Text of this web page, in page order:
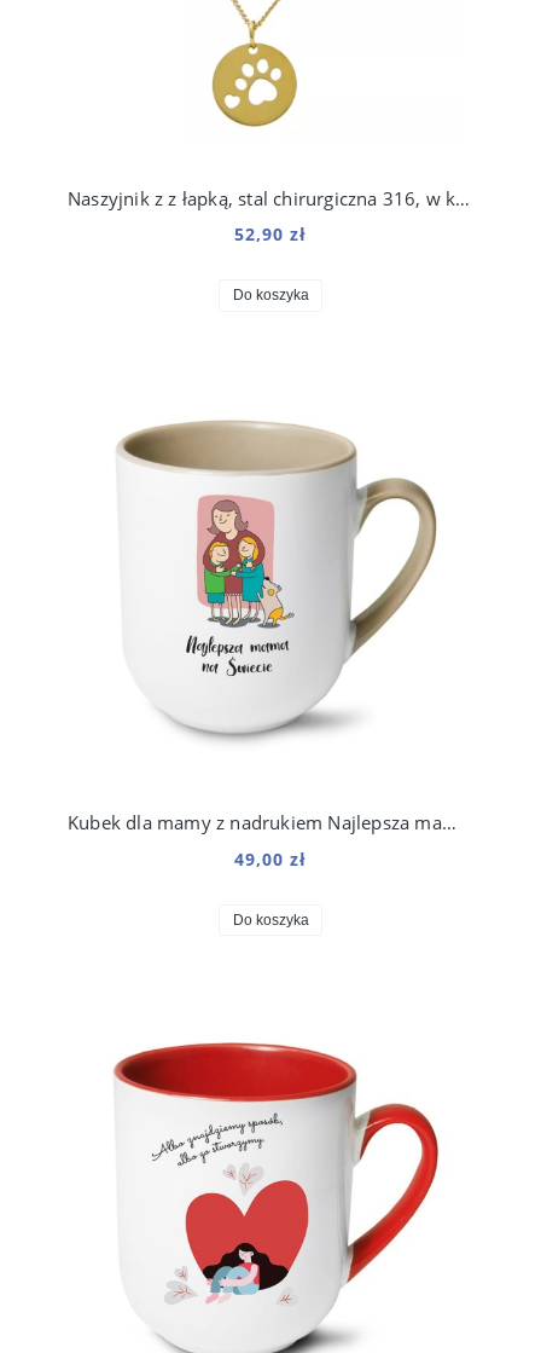
Naszyjnik z z łapką, stal chirurgiczna 316, w kolorze złota
52,90 zł
Do koszyka
Kubek dla mamy z nadrukiem Najlepsza mama na świecie 250 ml
49,00 zł
Do koszyka